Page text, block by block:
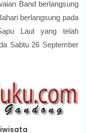
Band berlangsung
berlangsung pada
Laut yang telah
Sabtu 26 September